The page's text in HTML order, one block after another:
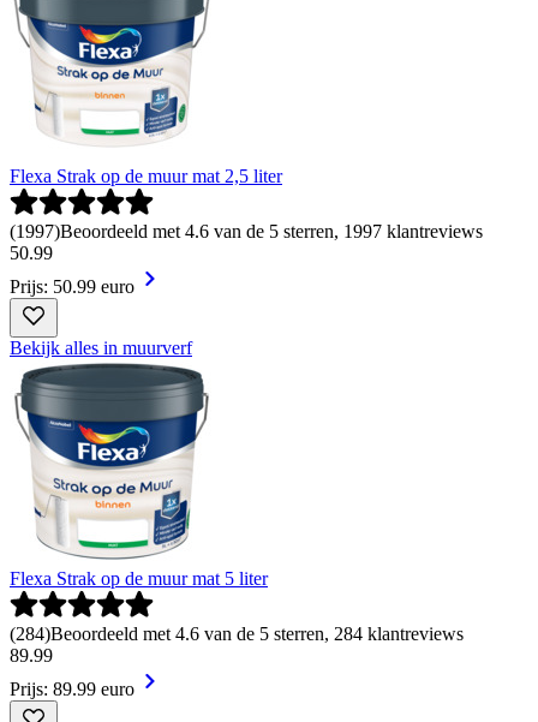
Flexa Strak op de muur mat 2,5 liter
(1997)Beoordeeld met 4.6 van de 5 sterren, 1997 klantreviews
50.99
Prijs: 50.99 euro
Bekijk alles in muurverf
Flexa Strak op de muur mat 5 liter
(284)Beoordeeld met 4.6 van de 5 sterren, 284 klantreviews
89.99
Prijs: 89.99 euro